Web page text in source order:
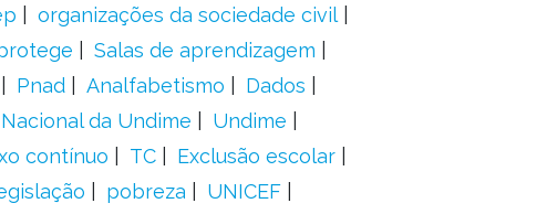
organizações da sociedade civil
Salas de aprendizagem
Pnad Analfabetismo
Dados
da Undime
Undime
contínuo TC
Exclusão escolar
pobreza
UNICEF